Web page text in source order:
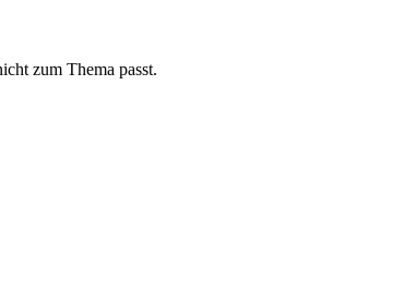
zum Thema passt.